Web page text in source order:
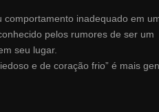
inadequado em
pelos rumores de ser um
seu lugar.
e de coração frio” é mais